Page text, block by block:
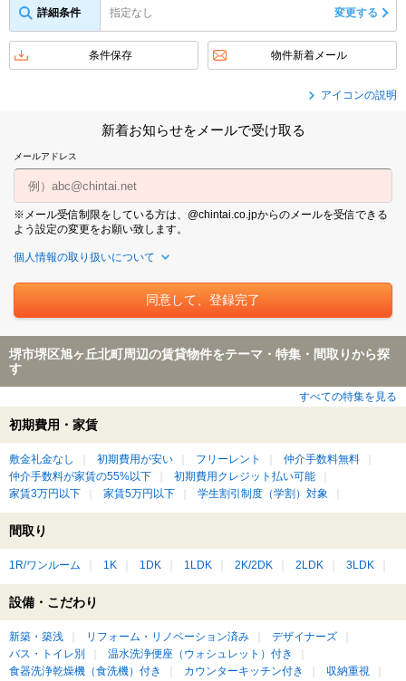
詳細条件 指定なし 変更する
条件保存 物件新着メール
アイコンの説明
新着お知らせをメールで受け取る
メールアドレス
※メール受信制限をしている方は、@chintai.co.jpからのメールを受信できる
よう設定の変更をお願い致します。
個人情報の取り扱いについて
堺市堺区旭ヶ丘北町周辺の賃貸物件をテーマ・特集・間取りから探
す
すべての特集を見る
初期費用・家賃
敷金礼金なし 初期費用が安い フリーレント
仲介手数料無料
仲介手数料が家賃の55%以下
初期費用クレジット払い可能
家賃3万円以下
家賃5万円以下 学生割引制度（学割）対象
間取り
1R/ワンルーム 1K 1DK 1LDK 2K/2DK 2LDK 3LDK
設備・こだわり
新築・築浅 リフォーム・リノベーション済み
デザイナーズ
バス・トイレ別
温水洗浄便座（ウォシュレット）付き
食器洗浄乾燥機（食洗機）付き
カウンターキッチン付き
収納重視